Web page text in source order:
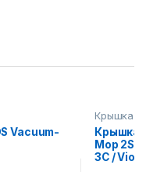
Vacuum-
Крышка
Крышка
Moр 2S /
3C /